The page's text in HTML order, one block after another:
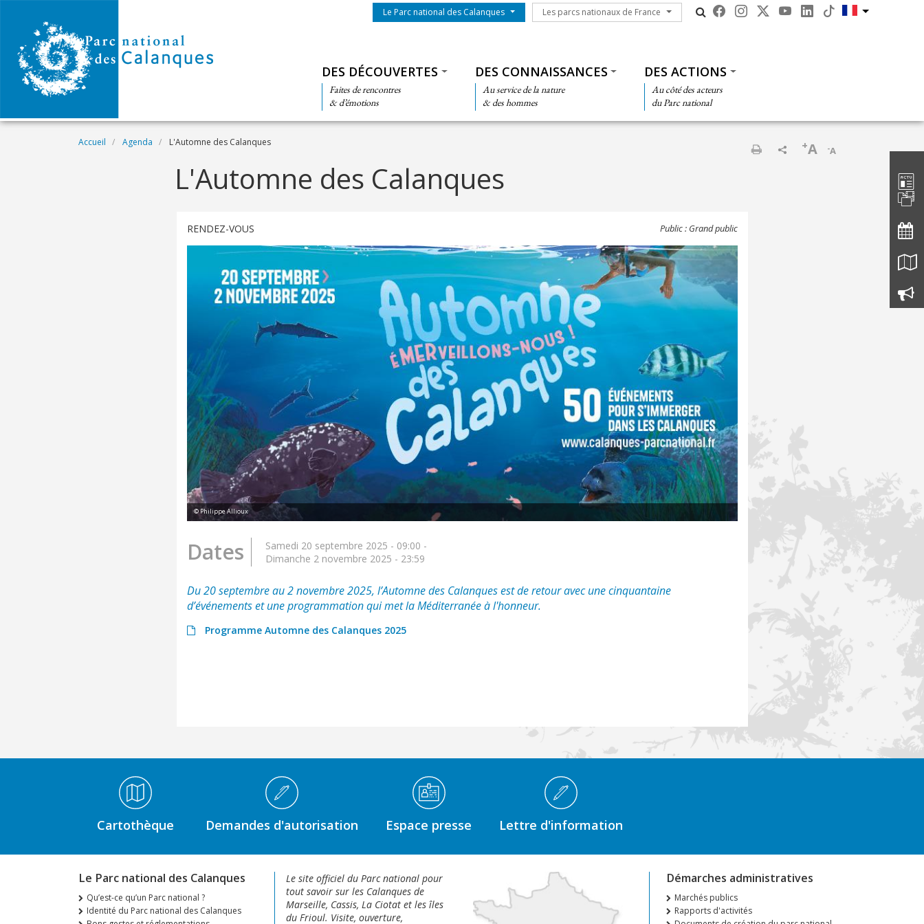
Menu du parc
Le Parc national des Calanques Les parcs nationaux de France
Les parcs nationaux de France
DES DÉCOUVERTES
Faites de rencontres
& d’émotions
DES CONNAISSANCES
Au service de la nature
& des hommes
DES ACTIONS
Au côté des acteurs
du Parc national
Fil d'Ariane
Accueil Agenda L'Automne des Calanques
-A
+A
L'Automne des Calanques
RENDEZ-VOUS Public : Grand public
© Philippe Allioux
Dates Samedi 20 septembre 2025 - 09:00 -
Dimanche 2 novembre 2025 - 23:59
Du 20 septembre au 2 novembre 2025, l’Automne des Calanques est de retour avec une cinquantaine
d’événements et une programmation qui met la Méditerranée à l'honneur.
Programme Automne des Calanques 2025
Médiathèque Footer
Cartothèque Demandes d'autorisation Espace presse Lettre d'information
Le Parc national des Calanques
Qu’est-ce qu’un Parc national ?
Identité du Parc national des Calanques
Le site officiel du Parc national pour
tout savoir sur les Calanques de
Marseille, Cassis, La Ciotat et les îles
du Frioul. Visite, ouverture,
Démarches administratives
Marchés publics
Rapports d'activités